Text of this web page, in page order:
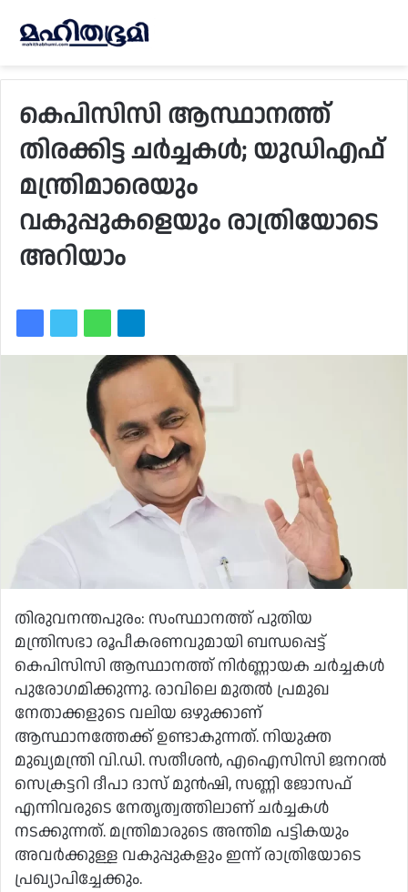
കെപിസിസി ആസ്ഥാനത്ത്
തിരക്കിട്ട ചർച്ചകൾ; യുഡിഎഫ്
മന്ത്രിമാരെയും
വകുപ്പുകളെയും രാത്രിയോടെ
അറിയാം
തിരുവനന്തപുരം: സംസ്ഥാനത്ത് പുതിയ
മന്ത്രിസഭാ രൂപീകരണവുമായി ബന്ധപ്പെട്ട്
കെപിസിസി ആസ്ഥാനത്ത് നിർണ്ണായക ചർച്ചകൾ
പുരോഗമിക്കുന്നു. രാവിലെ മുതൽ പ്രമുഖ
നേതാക്കളുടെ വലിയ ഒഴുക്കാണ്
ആസ്ഥാനത്തേക്ക് ഉണ്ടാകുന്നത്. നിയുക്ത
മുഖ്യമന്ത്രി വി.ഡി. സതീശൻ, എഐസിസി ജനറൽ
സെക്രട്ടറി ദീപാ ദാസ് മുൻഷി, സണ്ണി ജോസഫ്
എന്നിവരുടെ നേതൃത്വത്തിലാണ് ചർച്ചകൾ
നടക്കുന്നത്. മന്ത്രിമാരുടെ അന്തിമ പട്ടികയും
അവർക്കുള്ള വകുപ്പുകളും ഇന്ന് രാത്രിയോടെ
പ്രഖ്യാപിച്ചേക്കും.